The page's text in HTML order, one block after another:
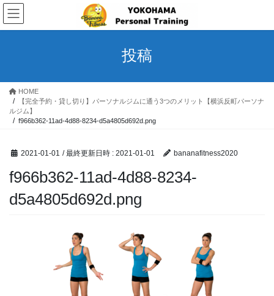
コ
ン
テ
ス
ナ
ビ
ゲ
ン
投稿
HOME
【完全予約・貸し切り】パーソナルジムに通う3つのメリット【横浜反町パーソナ
ルジム】
f966b362-11ad-4d88-8234-d5a4805d692d.png
2021-01-01 / 最終更新日時 : 2021-01-01 bananafitness2020
f966b362-11ad-4d88-8234-
d5a4805d692d.png